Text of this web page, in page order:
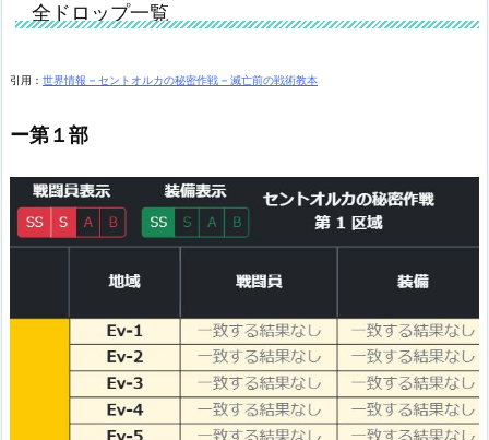
全ドロップ一覧
引用： 世界情報 – セントオルカの秘密作戦 – 滅亡前の戦術教本
ー第１部